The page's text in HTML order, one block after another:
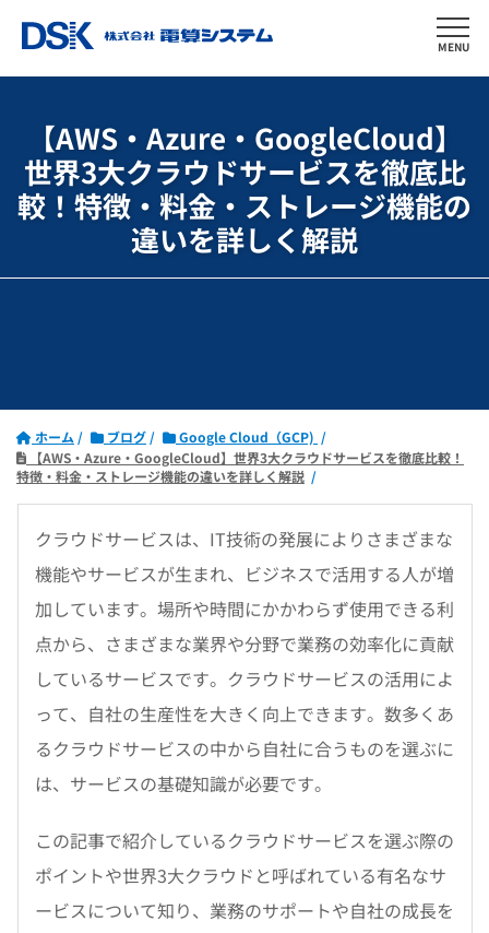
MENU
【AWS・Azure・GoogleCloud】
世界3大クラウドサービスを徹底比
較！ 特徴・料金・ストレージ機能の
違いを詳しく解説
ホーム ブログ
Google Cloud（GCP)
【AWS・Azure・GoogleCloud】世界3大クラウドサービスを徹底比較！
特徴・料金・ストレージ機能の違いを詳しく解説
クラウドサービスは、IT技術の発展によりさまざまな
機能やサービスが生まれ、ビジネスで活用する人が増
加しています。場所や時間にかかわらず使用できる利
点から、さまざまな業界や分野で業務の効率化に貢献
しているサービスです。クラウドサービスの活用によ
って、自社の生産性を大きく向上できます。数多くあ
るクラウドサービスの中から自社に合うものを選ぶに
は、サービスの基礎知識が必要です。
この記事で紹介しているクラウドサービスを選ぶ際の
ポイントや世界3大クラウドと呼ばれている有名なサ
ービスについて知り、業務のサポートや自社の成長を